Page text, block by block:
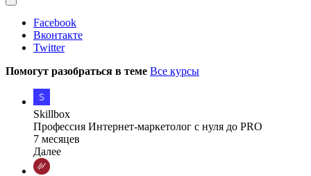
Facebook
Вконтакте
Twitter
Помогут разобраться в теме Все курсы
Skillbox
Профессия Интернет-маркетолог с нуля до PRO
7 месяцев
Далее